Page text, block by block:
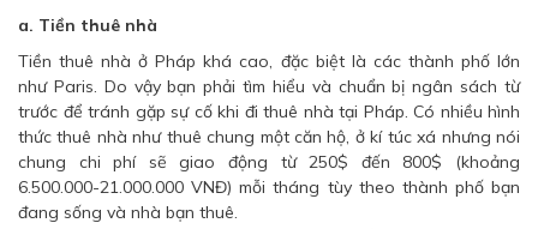
a. Tiền thuê nhà
Tiền thuê nhà ở Pháp khá cao, đặc biệt là các thành phố lớn
như Paris. Do vậy bạn phải tìm hiểu và chuẩn bị ngân sách từ
trước để tránh gặp sự cố khi đi thuê nhà tại Pháp. Có nhiều hình
thức thuê nhà như thuê chung một căn hộ, ở kí túc xá nhưng nói
chung chi phí sẽ giao động từ 250$ đến 800$ (khoảng
6.500.000-21.000.000 VNĐ) mỗi tháng tùy theo thành phố bạn
đang sống và nhà bạn thuê.